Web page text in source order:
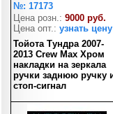
№: 17173
Цена розн.: 9000 руб.
Цена опт.: узнать цену
Тойота Тундра 2007-
2013 Crew Max Хром
накладки на зеркала
ручки заднюю ручку
стоп-сигнал